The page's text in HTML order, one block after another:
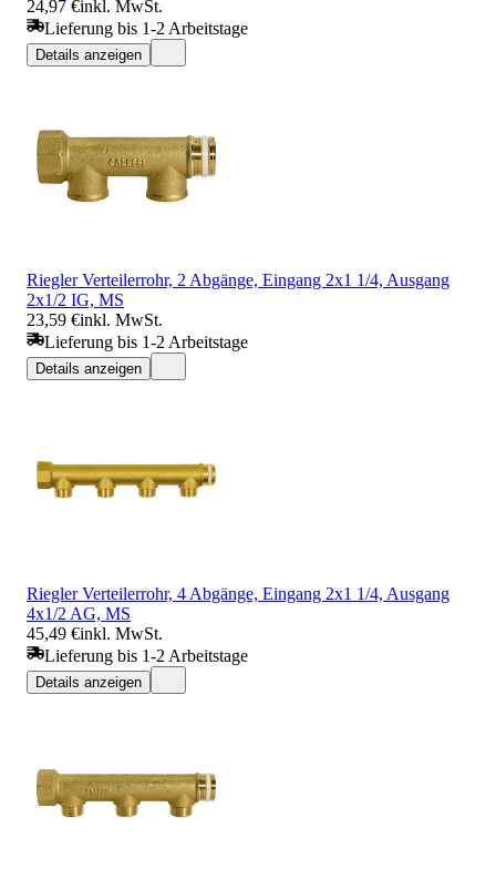
24,97 €inkl. MwSt.
Lieferung bis 1-2 Arbeitstage
Details anzeigen
Riegler Verteilerrohr, 2 Abgänge, Eingang 2x1 1/4, Ausgang
2x1/2 IG, MS
23,59 €inkl. MwSt.
Lieferung bis 1-2 Arbeitstage
Details anzeigen
Riegler Verteilerrohr, 4 Abgänge, Eingang 2x1 1/4, Ausgang
4x1/2 AG, MS
45,49 €inkl. MwSt.
Lieferung bis 1-2 Arbeitstage
Details anzeigen